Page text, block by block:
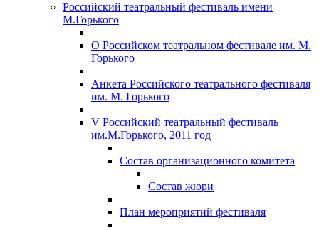
Российский театральный фестиваль имени
М.Горького
О Российском театральном фестивале им. М.
Горького
Анкета Российского театрального фестиваля
им. М. Горького
V Российский театральный фестиваль
им.М.Горького, 2011 год
Состав организационного комитета
Состав жюри
План мероприятий фестиваля